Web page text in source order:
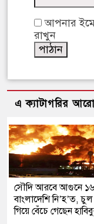
আপনার
রাখুন
এ ক্যাটাগরির
সৌদি আরবে আগুনে ১৬
বাংলাদেশি নি’হ’ত,
গিয়ে বেঁচে গেছেন